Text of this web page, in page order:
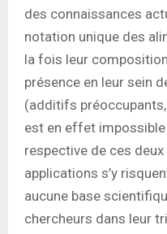
des connaissances
notation unique des
la fois leur
présence en leur sein
(additifs
est en effet
respective de ces
applications s’y
aucune base
chercheurs dans leur